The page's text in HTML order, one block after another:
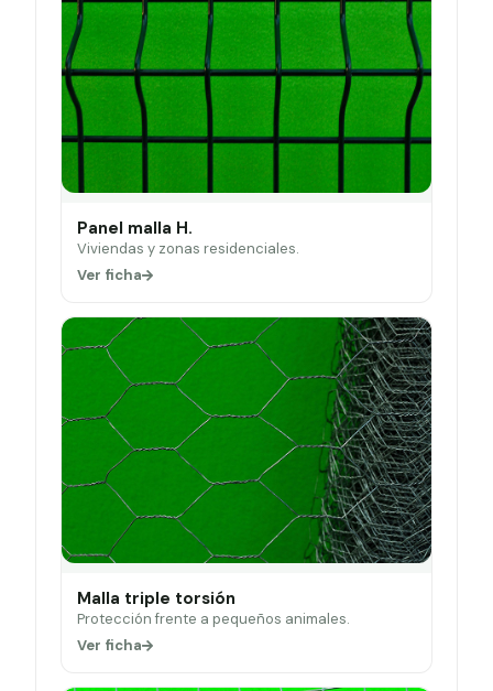
Panel malla H.
Viviendas y zonas residenciales.
Ver ficha
Malla triple torsión
Protección frente a pequeños animales.
Ver ficha